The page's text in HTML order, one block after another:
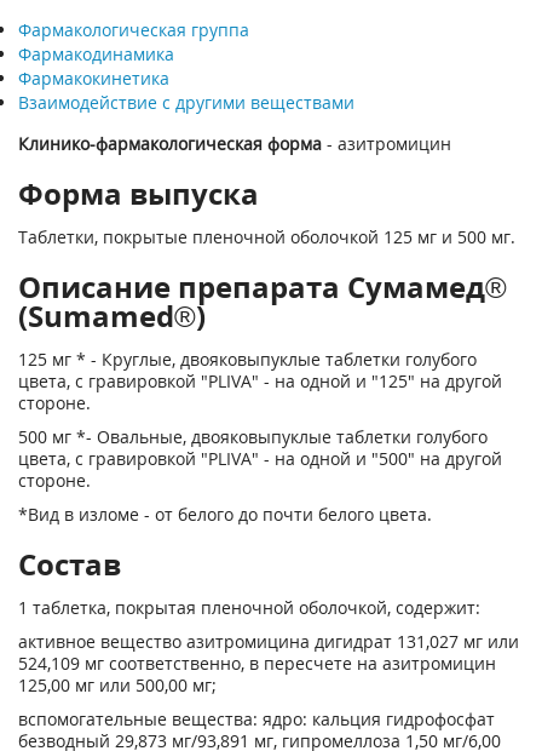
Фармакологическая группа
Фармакодинамика
Фармакокинетика
Взаимодействие с другими веществами
Клинико-фармакологическая форма - азитромицин
Форма выпуска
Таблетки, покрытые пленочной оболочкой 125 мг и 500 мг.
Описание препарата Сумамед®
(Sumamed®)
125 мг * - Круглые, двояковыпуклые таблетки голубого
цвета, с гравировкой "PLIVA" - на одной и "125" на другой
стороне.
500 мг *- Овальные, двояковыпуклые таблетки голубого
цвета, с гравировкой "PLIVA" - на одной и "500" на другой
стороне.
*Вид в изломе - от белого до почти белого цвета.
Состав
1 таблетка, покрытая пленочной оболочкой, содержит:
активное вещество азитромицина дигидрат 131,027 мг или
524,109 мг соответственно, в пересчете на азитромицин
125,00 мг или 500,00 мг;
вспомогательные вещества: ядро: кальция гидрофосфат
безводный 29,873 мг/93,891 мг, гипромеллоза 1,50 мг/6,00